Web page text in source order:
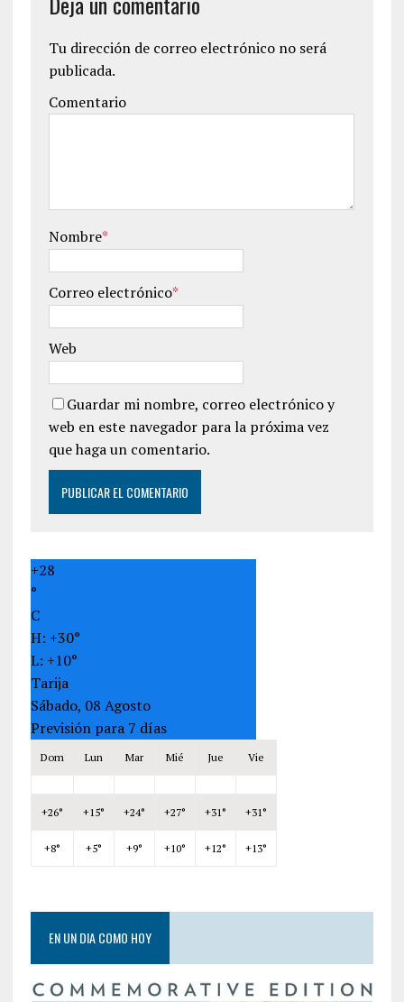
Tu dirección de correo electrónico no será
publicada.
Comentario
Nombre*
Correo electrónico*
Web
Guardar mi nombre, correo electrónico y
web en este navegador para la próxima vez
que haga un comentario.
+28
°
C
H: +30°
L: +10°
Tarija
Sábado, 08 Agosto
Previsión para 7 días
Dom Lun Mar Mié Jue Vie
+26° +15° +24° +27° +31° +31°
+8° +5° +9° +10° +12° +13°
EN UN DIA COMO HOY